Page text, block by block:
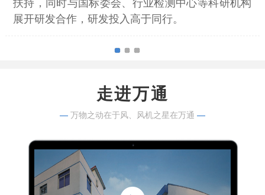
扶持，同时与国标委会、行业检测中心等科研机构
展开研发合作，研发投入高于同行。
走进万通
— 万物之动在于风、风机之星在万通 —